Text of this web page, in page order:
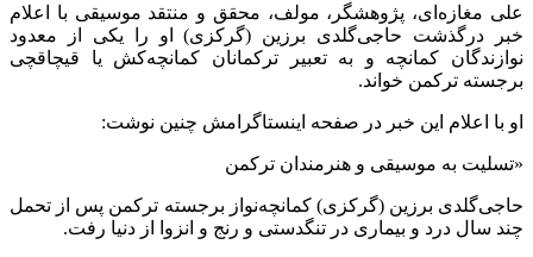
علی مغازه‌ای، پژوهشگر، مولف، محقق و منتقد موسیقی با اعلام
خبر درگذشت حاجی‌گلدی برزین (گرکزی) او را یکی از معدود
نوازندگان کمانچه و به تعبیر ترکمانان کمانچه‌کش یا قیچاقچی
برجسته‌ ترکمن خواند.
او با اعلام این خبر در صفحه اینستاگرامش چنین نوشت:
«تسلیت به موسیقی و هنرمندان ترکمن
حاجی‌گلدی برزین (گرکزی) کمانچه‌نواز برجسته‌ ترکمن پس از تحمل
چند سال درد و بیماری در تنگدستی و رنج و انزوا از دنیا رفت.